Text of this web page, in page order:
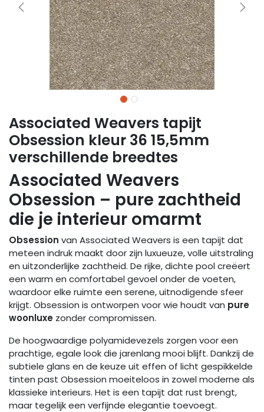
Associated Weavers tapijt
Obsession kleur 36 15,5mm
verschillende breedtes
Associated Weavers
Obsession – pure zachtheid
die je interieur omarmt
Obsession van Associated Weavers is een tapijt dat
meteen indruk maakt door zijn luxueuze, volle uitstraling
en uitzonderlijke zachtheid. De rijke, dichte pool creëert
een warm en comfortabel gevoel onder de voeten,
waardoor elke ruimte een serene, uitnodigende sfeer
krijgt. Obsession is ontworpen voor wie houdt van pure
woonluxe zonder compromissen.
De hoogwaardige polyamidevezels zorgen voor een
prachtige, egale look die jarenlang mooi blijft. Dankzij de
subtiele glans en de keuze uit effen of licht gespikkelde
tinten past Obsession moeiteloos in zowel moderne als
klassieke interieurs. Het is een tapijt dat rust brengt,
maar tegelijk een verfijnde elegantie toevoegt.